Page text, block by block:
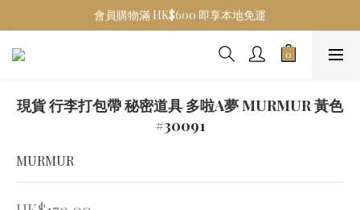
會員購物滿 HK$600 即享本地免運
現貨 行李打包帶 秘密道具 多啦A夢 MURMUR 黃色
#30091
MURMUR